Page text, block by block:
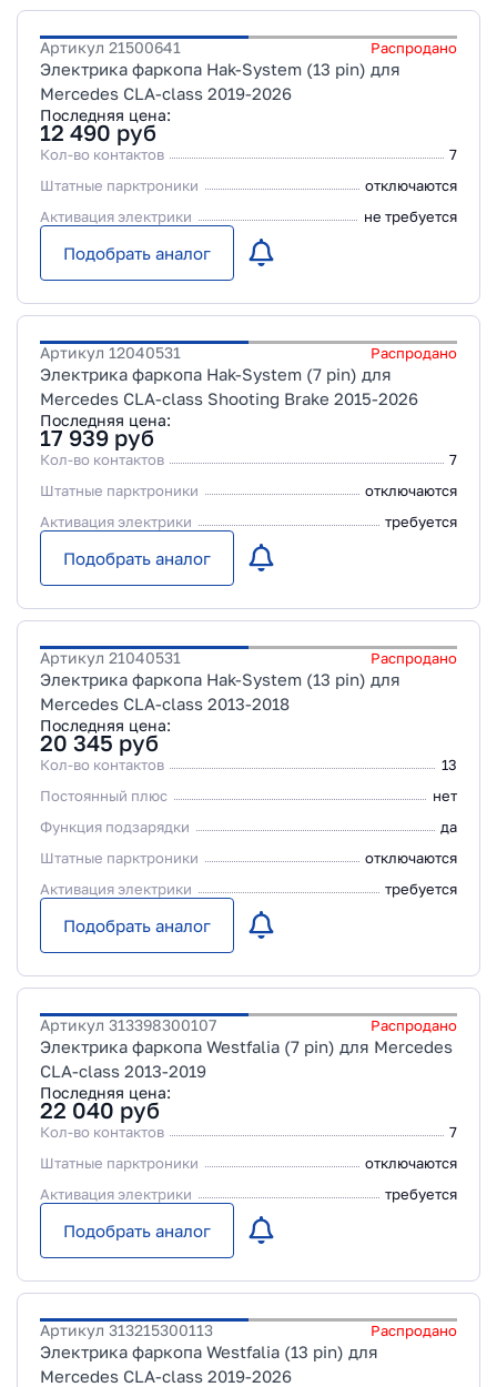
Артикул 21500641 Распродано
Электрика фаркопа Hak-System (13 pin) для
Mercedes CLA-class 2019-2026
Последняя цена:
12 490 руб
Кол-во контактов
7
Штатные парктроники
отключаются
Активация электрики
не требуется
Подобрать аналог
Артикул 12040531 Распродано
Электрика фаркопа Hak-System (7 pin) для
Mercedes СLA-class Shooting Brake 2015-2026
Последняя цена:
17 939 руб
Кол-во контактов
7
Штатные парктроники
отключаются
Активация электрики
требуется
Подобрать аналог
Артикул 21040531 Распродано
Электрика фаркопа Hak-System (13 pin) для
Mercedes CLA-class 2013-2018
Последняя цена:
20 345 руб
Кол-во контактов
13
Постоянный плюс
нет
Функция подзарядки
да
Штатные парктроники
отключаются
Активация электрики
требуется
Подобрать аналог
Артикул 313398300107 Распродано
Электрика фаркопа Westfalia (7 pin) для Mercedes
CLA-class 2013-2019
Последняя цена:
22 040 руб
Кол-во контактов
7
Штатные парктроники
отключаются
Активация электрики
требуется
Подобрать аналог
Артикул 313215300113 Распродано
Электрика фаркопа Westfalia (13 pin) для
Mercedes CLA-class 2019-2026